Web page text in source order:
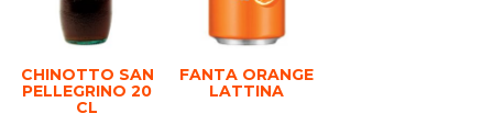
CHINOTTO SAN
PELLEGRINO 20
CL
FANTA ORANGE
LATTINA